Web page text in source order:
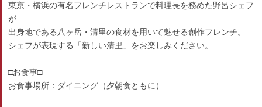
東京・横浜の有名フレンチレストランで料理長を務めた野呂シェフ
が
出身地である八ヶ岳・清里の食材を用いて魅せる創作フレンチ。
シェフが表現する「新しい清里」をお楽しみください。
□お食事□
お食事場所：ダイニング（夕朝食ともに）